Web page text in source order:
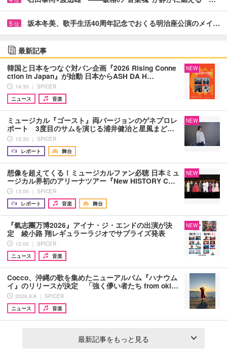
5 位 坂本冬美、歌手生活40周年記念でおくる明治座公演のメイ…
最新記事
韓国と日本をつなぐ対バン企画『2026 Rising Conne
ction in Japan』が始動 日本からASH DA H…
14:30 ｜ SPICER
ニュース
音楽
NEW
ミュージカル『ゴースト』両バージョンのゲネプロレ
ポート 3度目のサムを演じる浦井健治と星風まど…
13:30 ｜ SPICER
レポート
舞台
NEW
想像を超えてくる！ミュージカルファン必聴 日本ミュ
ージカル界初のアリーナツアー『New HISTORY C…
13:00 ｜ SPICER
レポート
音楽 舞台
NEW
『氣志團万博2026』アイナ・ジ・エンドの出演が決
定 綾小路 翔レギュラーラジオでサプライズ発表
12:00 ｜ SPICER
ニュース
音楽
NEW
Cocco、沖縄の歌を集めたニューアルバム『ハナウム
イ』のリリースが決定 「強く儚い者たち from oki…
2026.8.8 ｜ SPICER
ニュース
音楽
最新記事をもっと見る